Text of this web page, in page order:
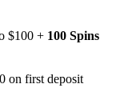
$100 + 100 Spins
on first deposit